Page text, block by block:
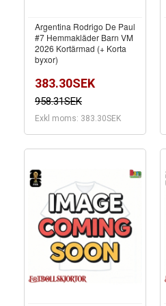
Argentina Rodrigo De Paul
#7 Hemmakläder Barn VM
2026 Kortärmad (+ Korta
byxor)
383.30SEK
958.31SEK
Exkl moms: 383.30SEK